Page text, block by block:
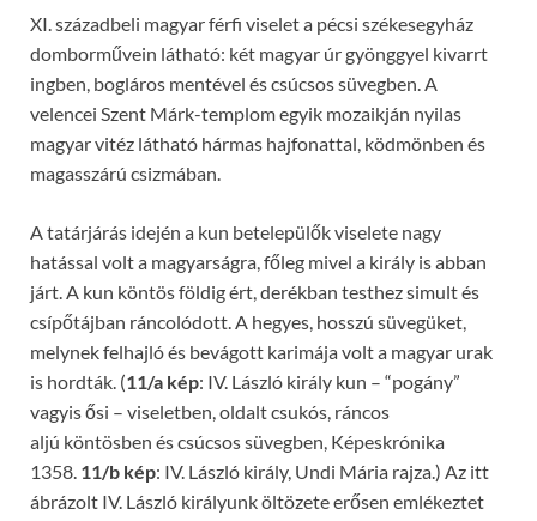
XI. századbeli magyar férfi viselet a pécsi székesegyház
domborművein látható: két magyar úr gyönggyel kivarrt
ingben, bogláros mentével és csúcsos süvegben. A
velencei Szent Márk-templom egyik mozaikján nyilas
magyar vitéz látható hármas hajfonattal, ködmönben és
magasszárú csizmában.
A tatárjárás idején a kun betelepülők viselete nagy
hatással volt a magyarságra, főleg mivel a király is abban
járt. A kun köntös földig ért, derékban testhez simult és
csípőtájban ráncolódott. A hegyes, hosszú süvegüket,
melynek felhajló és bevágott karimája volt a magyar urak
is hordták. (11/a kép: IV. László király kun – “pogány”
vagyis ősi – viseletben, oldalt csukós, ráncos
aljú köntösben és csúcsos süvegben, Képeskrónika
1358. 11/b kép: IV. László király, Undi Mária rajza.) Az itt
ábrázolt IV. László királyunk öltözete erősen emlékeztet